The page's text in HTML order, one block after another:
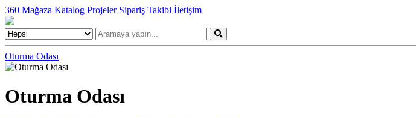
360 Mağaza Katalog Projeler Sipariş Takibi İletişim
Oturma Odası
Oturma Odası